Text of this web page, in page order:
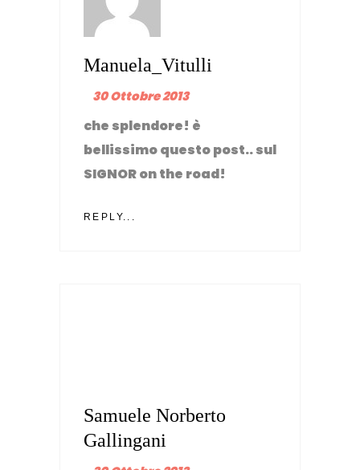
Manuela_Vitulli
30 Ottobre 2013
che splendore! è
bellissimo questo post.. sul
SIGNOR on the road!
REPLY...
Samuele Norberto
Gallingani